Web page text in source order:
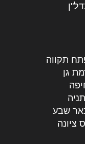
תקווה
גן
שבע
ציונה